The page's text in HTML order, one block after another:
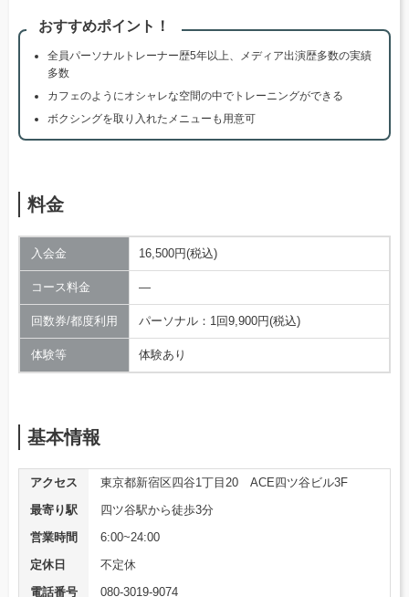
おすすめポイント！
全員パーソナルトレーナー歴5年以上、メディア出演歴多数の実績
多数
カフェのようにオシャレな空間の中でトレーニングができる
ボクシングを取り入れたメニューも用意可
料金
入会金 16,500円(税込)
コース料金 ―
回数券/都度利用 パーソナル：1回9,900円(税込)
体験等 体験あり
基本情報
アクセス
東京都新宿区四谷1丁目20 ACE四ツ谷ビル3F
最寄り駅
四ツ谷駅から徒歩3分
営業時間
6:00~24:00
定休日
不定休
電話番号
080-3019-9074